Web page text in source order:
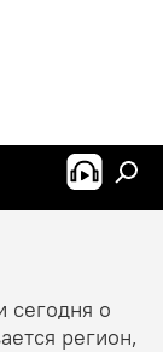
сегодня о
регион,